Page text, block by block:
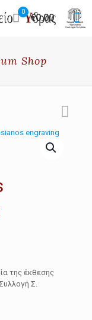
0
€0.00
Shop
της έκθεσης
Σ.